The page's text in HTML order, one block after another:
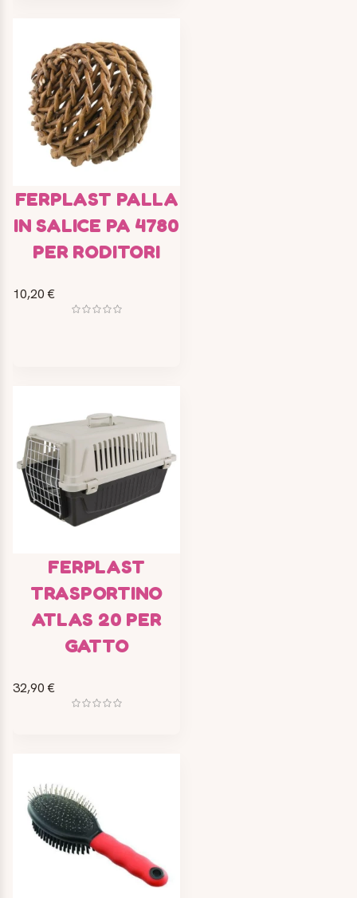
FERPLAST PALLA
IN SALICE PA 4780
PER RODITORI
10,20 €
FERPLAST
TRASPORTINO
ATLAS 20 PER
GATTO
32,90 €